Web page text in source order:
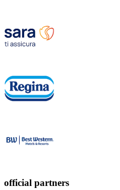
official partners